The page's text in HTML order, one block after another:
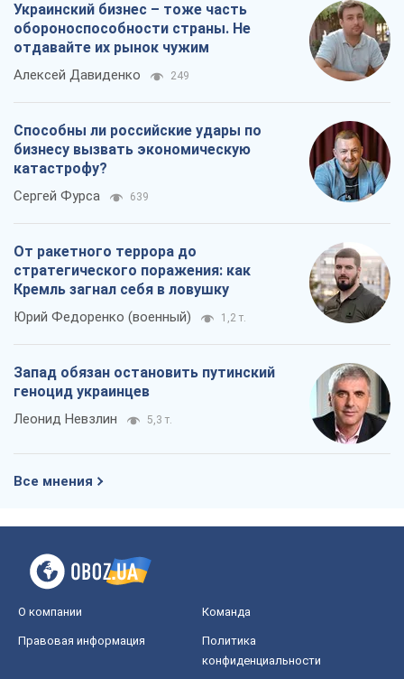
Украинский бизнес – тоже часть
обороноспособности страны. Не
отдавайте их рынок чужим
Алексей Давиденко 249
Способны ли российские удары по
бизнесу вызвать экономическую
катастрофу?
Сергей Фурса 639
От ракетного террора до
стратегического поражения: как
Кремль загнал себя в ловушку
Юрий Федоренко (военный) 1,2 т.
Запад обязан остановить путинский
геноцид украинцев
Леонид Невзлин 5,3 т.
Все мнения
О компании Команда
Правовая информация
Политика
конфиденциальности